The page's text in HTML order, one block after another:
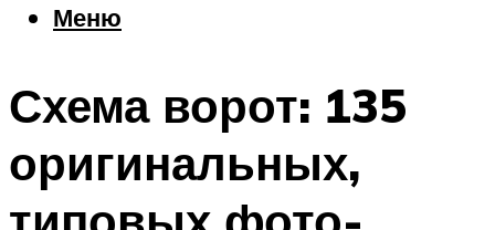
Меню
Схема ворот: 135
оригинальных,